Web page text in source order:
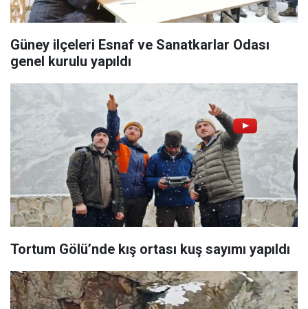
Güney ilçeleri Esnaf ve Sanatkarlar Odası
genel kurulu yapıldı
Tortum Gölü’nde kış ortası kuş sayımı yapıldı